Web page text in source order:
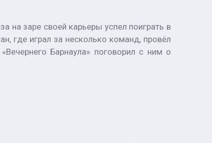
на заре своей карьеры успел поиграть в
где играл за несколько команд, провёл
Барнаула» поговорил с ним о